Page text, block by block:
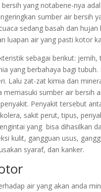
yang notabene-nya
sumber air bersih
sedang basah dan
luapan air yang pasti kotor
sebagai berikut:
yang berbahaya bagi
Lalu zat-zat kimia dan
sumber air bersih
Penyakit tersebut
sakit perut, tipus,
yang bisa dihasilkan
kulit, gangguan usus,
syaraf, dan kanker.
air yang akan anda